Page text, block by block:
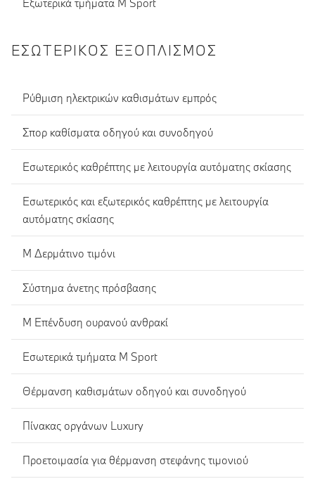
ΕΣΩΤΕΡΙΚΌΣ ΕΞΟΠΛΙΣΜΌΣ
Ρύθμιση ηλεκτρικών καθισμάτων εμπρός
Σπορ καθίσματα οδηγού και συνοδηγού
Εσωτερικός καθρέπτης με λειτουργία αυτόματης σκίασης
Εσωτερικός και εξωτερικός καθρέπτης με λειτουργία
αυτόματης σκίασης
Μ Δερμάτινο τιμόνι
Σύστημα άνετης πρόσβασης
M Eπένδυση ουρανού ανθρακί
Εσωτερικά τμήματα M Sport
Θέρμανση καθισμάτων οδηγού και συνοδηγού
Πίνακας οργάνων Luxury
Προετοιμασία για θέρμανση στεφάνης τιμονιού